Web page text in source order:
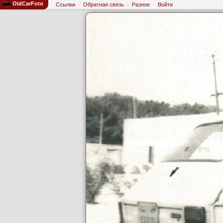
OldCarFoto Ссылки · Обратная связь · Разное · Войти